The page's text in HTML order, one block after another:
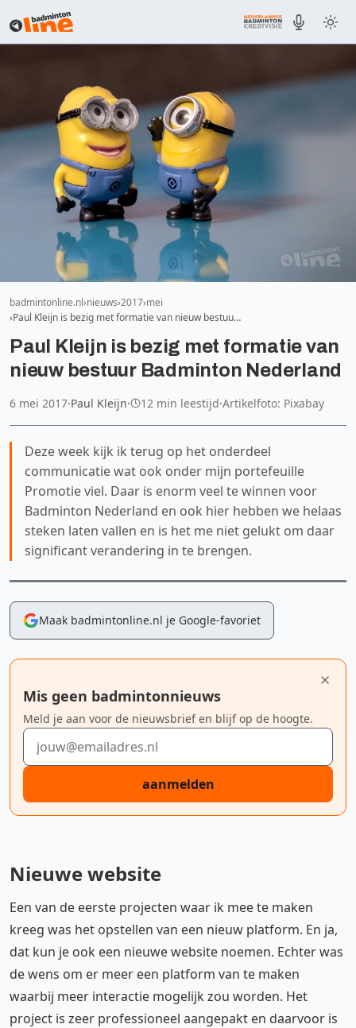
badmintonline.nl nieuws 2017 mei
Paul Kleijn is bezig met formatie van nieuw bestuu…
Paul Kleijn is bezig met formatie van
nieuw bestuur Badminton Nederland
6 mei 2017·Paul Kleijn· 12 min leestijd·Artikelfoto: Pixabay
Deze week kijk ik terug op het onderdeel
communicatie wat ook onder mijn portefeuille
Promotie viel. Daar is enorm veel te winnen voor
Badminton Nederland en ook hier hebben we helaas
steken laten vallen en is het me niet gelukt om daar
significant verandering in te brengen.
Maak badmintonline.nl je Google-favoriet
Mis geen badmintonnieuws
Meld je aan voor de nieuwsbrief en blijf op de hoogte.
E-mailadres
aanmelden
Nieuwe website
Een van de eerste projecten waar ik mee te maken
kreeg was het opstellen van een nieuw platform. En ja,
dat kun je ook een nieuwe website noemen. Echter was
de wens om er meer een platform van te maken
waarbij meer interactie mogelijk zou worden. Het
project is zeer professioneel aangepakt en daarvoor is